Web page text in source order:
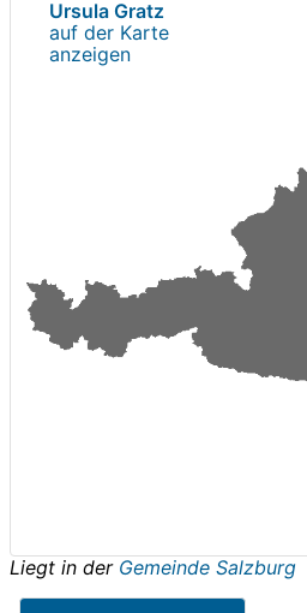
Ursula Gratz
auf der Karte
anzeigen
Liegt in der Gemeinde Salzburg